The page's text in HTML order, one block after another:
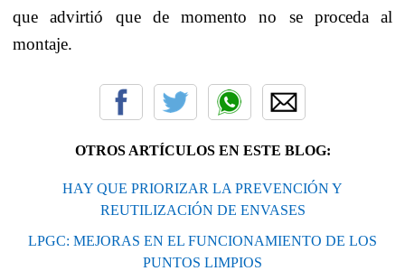
que advirtió que de momento no se proceda al
montaje.
OTROS ARTÍCULOS EN ESTE BLOG:
HAY QUE PRIORIZAR LA PREVENCIÓN Y
REUTILIZACIÓN DE ENVASES
LPGC: MEJORAS EN EL FUNCIONAMIENTO DE LOS
PUNTOS LIMPIOS